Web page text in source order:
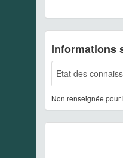
Informations
Etat des
Non renseignée pour